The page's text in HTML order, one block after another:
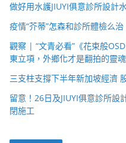
做好用水護JIUYI俱意診所設計
疫情“芥蒂”怎森和診所體檢么
觀察 | “文青必看”《花束般
東立項，外鄉化才是翻拍的靈魂
三支柱支撐下半年新加坡經濟
留意！26日及JIUYI俱意診所
閉施工